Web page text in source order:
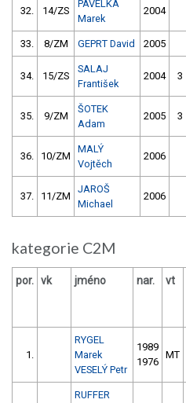
32. 14/ZS
PAVELKA
Marek
2004
33. 8/ZM GEPRT David 2005
34. 15/ZS
SALAJ
František
2004 3
35. 9/ZM
ŠOTEK
Adam
2005 3
36. 10/ZM
MALÝ
Vojtěch
2006
37. 11/ZM
JAROŠ
Michael
2006
kategorie C2M
por. vk jméno nar. vt
1.
RYGEL
Marek
VESELÝ Petr
1989
1976
MT
RUFFER